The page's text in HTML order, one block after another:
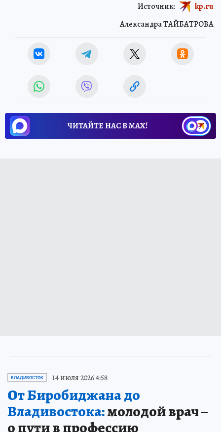
Александра ТАЙБАТРОВА
Источник: kp.ru
ЧИТАЙТЕ НАС В МАХ!
ВЛАДИВОСТОК 14 июля 2026 4:58
От Биробиджана до
Владивостока:молодой врач –
о пути в профессию